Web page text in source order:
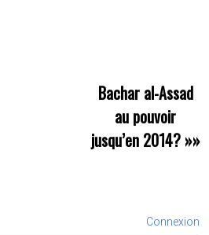
Bachar al-Assad
au pouvoir
jusqu’en 2014?»»
Connexion